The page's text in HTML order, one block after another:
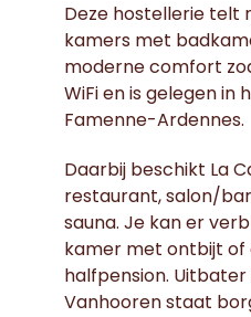
Deze hostellerie telt
kamers met
moderne comfort
WiFi en is gelegen in
Famenne-Ardennes.
Daarbij beschikt La
restaurant, salon/
sauna. Je kan er
kamer met ontbijt of
halfpension. Uitbater
Vanhooren staat